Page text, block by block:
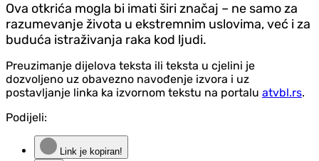
Ova otkrića mogla bi imati širi značaj – ne samo za
razumevanje života u ekstremnim uslovima, već i za
buduća istraživanja raka kod ljudi.
Preuzimanje dijelova teksta ili teksta u cjelini je
dozvoljeno uz obavezno navođenje izvora i uz
postavljanje linka ka izvornom tekstu na portalu atvbl.rs.
Podijeli:
Link je kopiran!